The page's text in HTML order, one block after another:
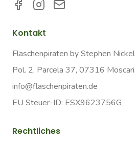
Kontakt
Flaschenpiraten by Stephen Nickel
Pol. 2, Parcela 37, 07316 Moscari
info@flaschenpiraten.de
EU Steuer-ID: ESX9623756G
Rechtliches